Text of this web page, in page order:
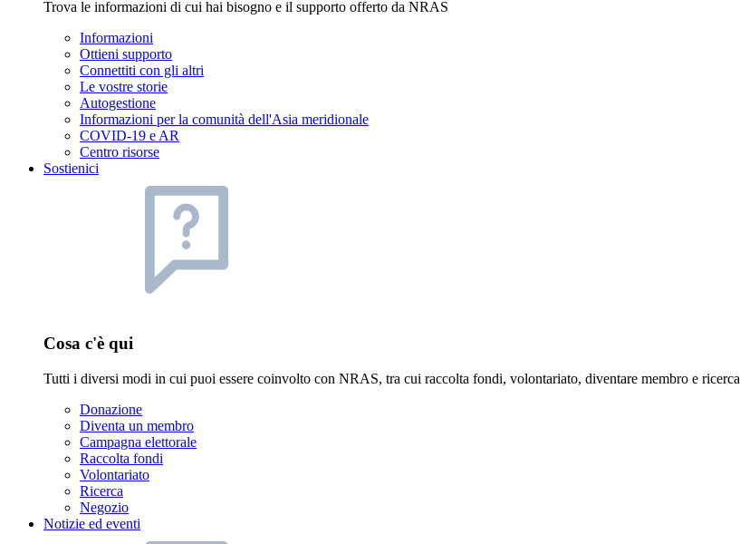
Trova le informazioni di cui hai bisogno e il supporto offerto da NRAS
Informazioni
Ottieni supporto
Connettiti con gli altri
Le vostre storie
Autogestione
Informazioni per la comunità dell'Asia meridionale
COVID-19 e AR
Centro risorse
Sostienici
Cosa c'è qui
Tutti i diversi modi in cui puoi essere coinvolto con NRAS, tra cui raccolta fondi, volontariato, diventare membro e ricerca
Donazione
Diventa un membro
Campagna elettorale
Raccolta fondi
Volontariato
Ricerca
Negozio
Notizie ed eventi